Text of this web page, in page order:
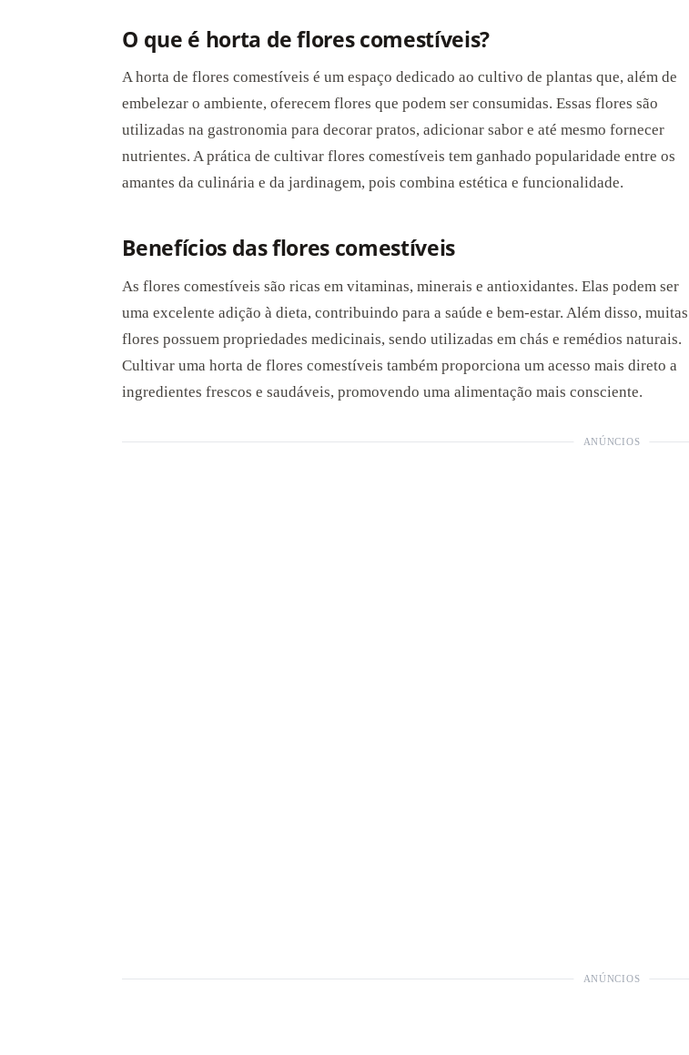
O que é horta de flores comestíveis?
A horta de flores comestíveis é um espaço dedicado ao cultivo de plantas que, além de
embelezar o ambiente, oferecem flores que podem ser consumidas. Essas flores são
utilizadas na gastronomia para decorar pratos, adicionar sabor e até mesmo fornecer
nutrientes. A prática de cultivar flores comestíveis tem ganhado popularidade entre os
amantes da culinária e da jardinagem, pois combina estética e funcionalidade.
Benefícios das flores comestíveis
As flores comestíveis são ricas em vitaminas, minerais e antioxidantes. Elas podem ser
uma excelente adição à dieta, contribuindo para a saúde e bem-estar. Além disso, muitas
flores possuem propriedades medicinais, sendo utilizadas em chás e remédios naturais.
Cultivar uma horta de flores comestíveis também proporciona um acesso mais direto a
ingredientes frescos e saudáveis, promovendo uma alimentação mais consciente.
ANÚNCIOS
ANÚNCIOS